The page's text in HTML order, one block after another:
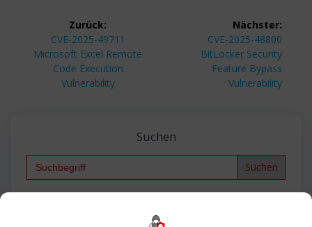
Beitragsnavigation
Zurück:
Vorheriger
Beitrag:
CVE-2025-49711
Microsoft Excel Remote
Code Execution
Vulnerability
Nächster:
Nächster
Beitrag:
CVE-2025-48800
BitLocker Security
Feature Bypass
Vulnerability
Suchen
Search